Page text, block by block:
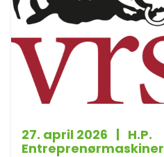
27. april 2026 | H.P.
Entreprenørmaskiner